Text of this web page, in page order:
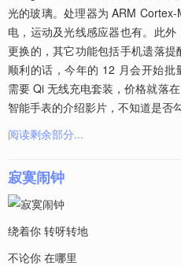
光的玻璃。处理器为 ARM
电，运动及光线感应器也有。此
更换的，其它功能包括手机遗落
顺利的话，今年的 12 月会开始
需要 Qi 无线充电套装，价格就落
智能手表的介绍影片，不知道是否
阅读剩余部分...
寂寞闹钟
绕着你 转呀转地
不论你 在哪里